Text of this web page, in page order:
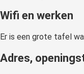
Wifi en werken
Er is een grote tafel
Adres,